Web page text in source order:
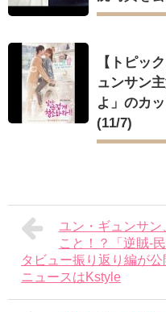
【トピッ
ュンサン
よ」のカ
(11/7)
ユン・ギュンサ
こと！？「逆賊-
タビュー振り返り編が
ニュースはKstyle